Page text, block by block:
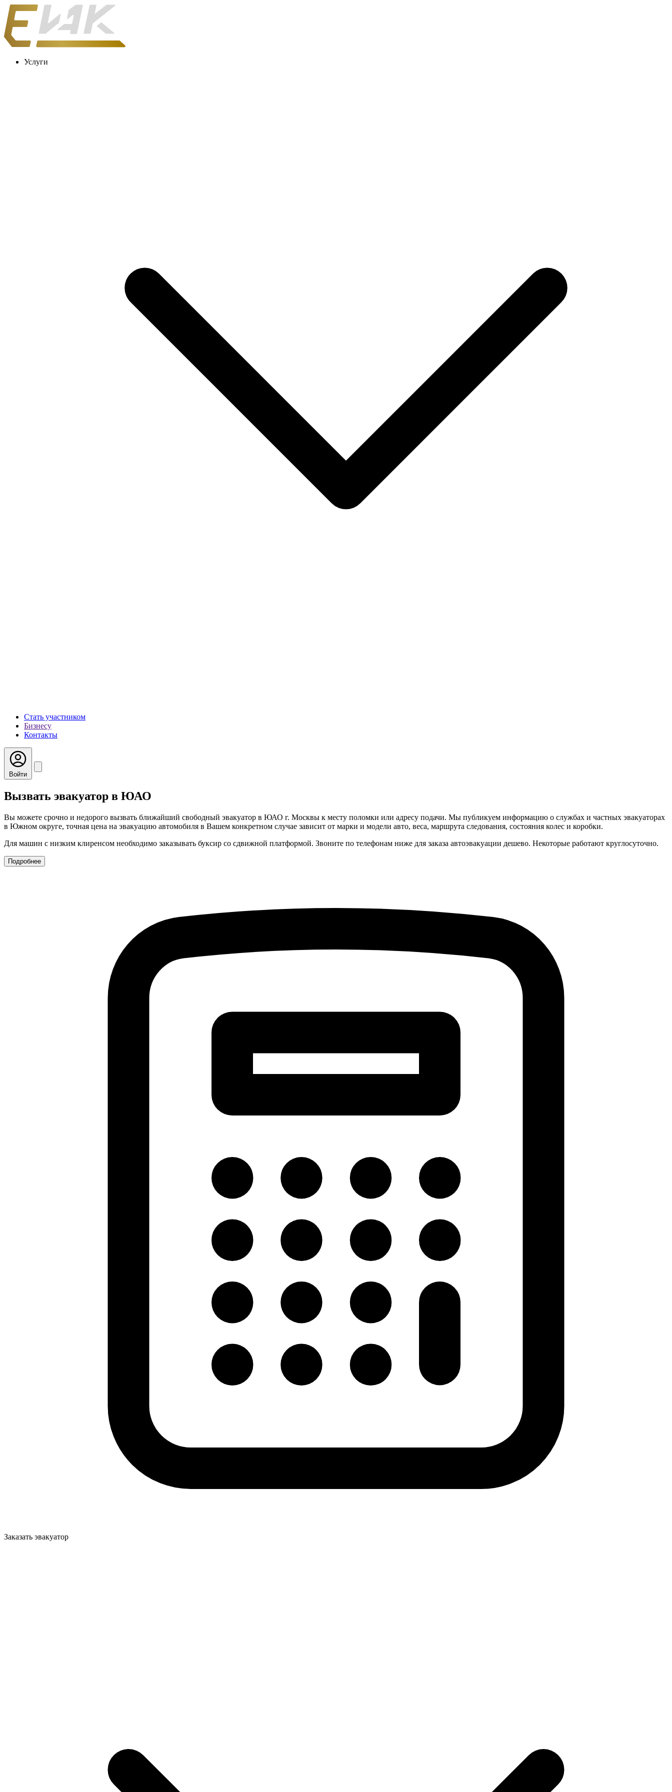
Услуги
Стать участником
Бизнесу
Контакты
Войти
Вызвать эвакуатор в ЮАО
Вы можете срочно и недорого вызвать ближайший свободный эвакуатор в ЮАО г. Москвы к месту поломки или адресу подачи. Мы публикуем информацию о службах и частных эвакуаторах
в Южном округе, точная цена на эвакуацию автомобиля в Вашем конкретном случае зависит от марки и модели авто, веса, маршрута следования, состояния колес и коробки.
Для машин с низким клиренсом необходимо заказывать буксир со сдвижной платформой. Звоните по телефонам ниже для заказа автоэвакуации дешево. Некоторые работают круглосуточно.
Подробнее
Заказать эвакуатор